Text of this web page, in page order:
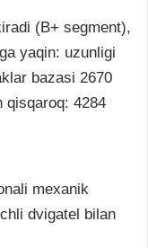
(B+ segment),
yaqin: uzunligi
bazasi 2670
qisqaroq: 4284
mexanik
dvigatel bilan